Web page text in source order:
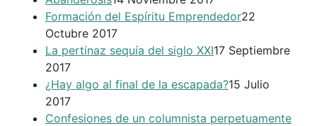
Formación del Espíritu Emprendedor22
Octubre 2017
La pertinaz sequía del siglo XXI17 Septiembre
2017
¿Hay algo al final de la escapada?15 Julio
2017
Confesiones de un columnista perpetuamente